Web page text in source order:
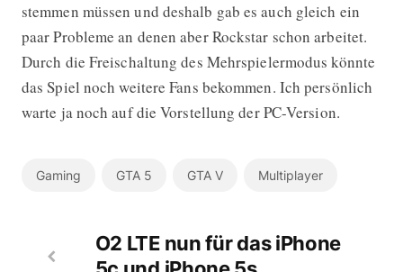
stemmen müssen und deshalb gab es auch gleich ein
paar Probleme an denen aber Rockstar schon arbeitet.
Durch die Freischaltung des Mehrspielermodus könnte
das Spiel noch weitere Fans bekommen. Ich persönlich
warte ja noch auf die Vorstellung der PC-Version.
Gaming GTA 5 GTA V Multiplayer
O2 LTE nun für das iPhone